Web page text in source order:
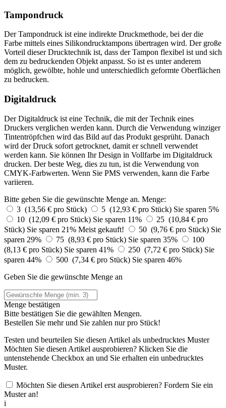
Tampondruck
Der Tampondruck ist eine indirekte Druckmethode, bei der die
Farbe mittels eines Silikondrucktampons übertragen wird. Der große
Vorteil dieser Drucktechnik ist, dass der Tampon flexibel ist und sich
dem zu bedruckenden Objekt anpasst. So ist es unter anderem
möglich, gewölbte, hohle und unterschiedlich geformte Oberflächen
zu bedrucken.
Digitaldruck
Der Digitaldruck ist eine Technik, die mit der Technik eines
Druckers verglichen werden kann. Durch die Verwendung winziger
Tintentröpfchen wird das Bild auf das Produkt gesprüht. Danach
wird der Druck sofort getrocknet, damit er schnell verwendet
werden kann. Sie können Ihr Design in Vollfarbe im Digitaldruck
drucken. Der beste Weg, dies zu tun, ist die Verwendung von
CMYK-Farbwerten. Wenn Sie PMS verwenden, kann die Farbe
variieren.
Bitte geben Sie die gewünschte Menge an. Menge:
3 (13,56 € pro Stück)
5 (12,93 € pro Stück) Sie sparen 5%
10 (12,09 € pro Stück) Sie sparen 11%
25 (10,84 € pro
Stück) Sie sparen 21% Meist gekauft! 50 (9,76 € pro Stück) Sie
sparen 29%
75 (8,93 € pro Stück) Sie sparen 35%
100
(8,13 € pro Stück) Sie sparen 41% 250 (7,72 € pro Stück) Sie
sparen 44%
500 (7,34 € pro Stück) Sie sparen 46%
Geben Sie die gewünschte Menge an
Menge bestätigen
Bitte bestätigen Sie die gewählten Mengen.
Bestellen Sie mehr und Sie zahlen nurpro Stück!
Testen und beurteilen Sie diesen Artikel als unbedrucktes Muster
Möchten Sie diesen Artikel ausprobieren? Klicken Sie die
untenstehende Checkbox an und Sie erhalten ein unbedrucktes
Muster.
Möchten Sie diesen Artikel erst ausprobieren? Fordern Sie ein
Muster an!
i